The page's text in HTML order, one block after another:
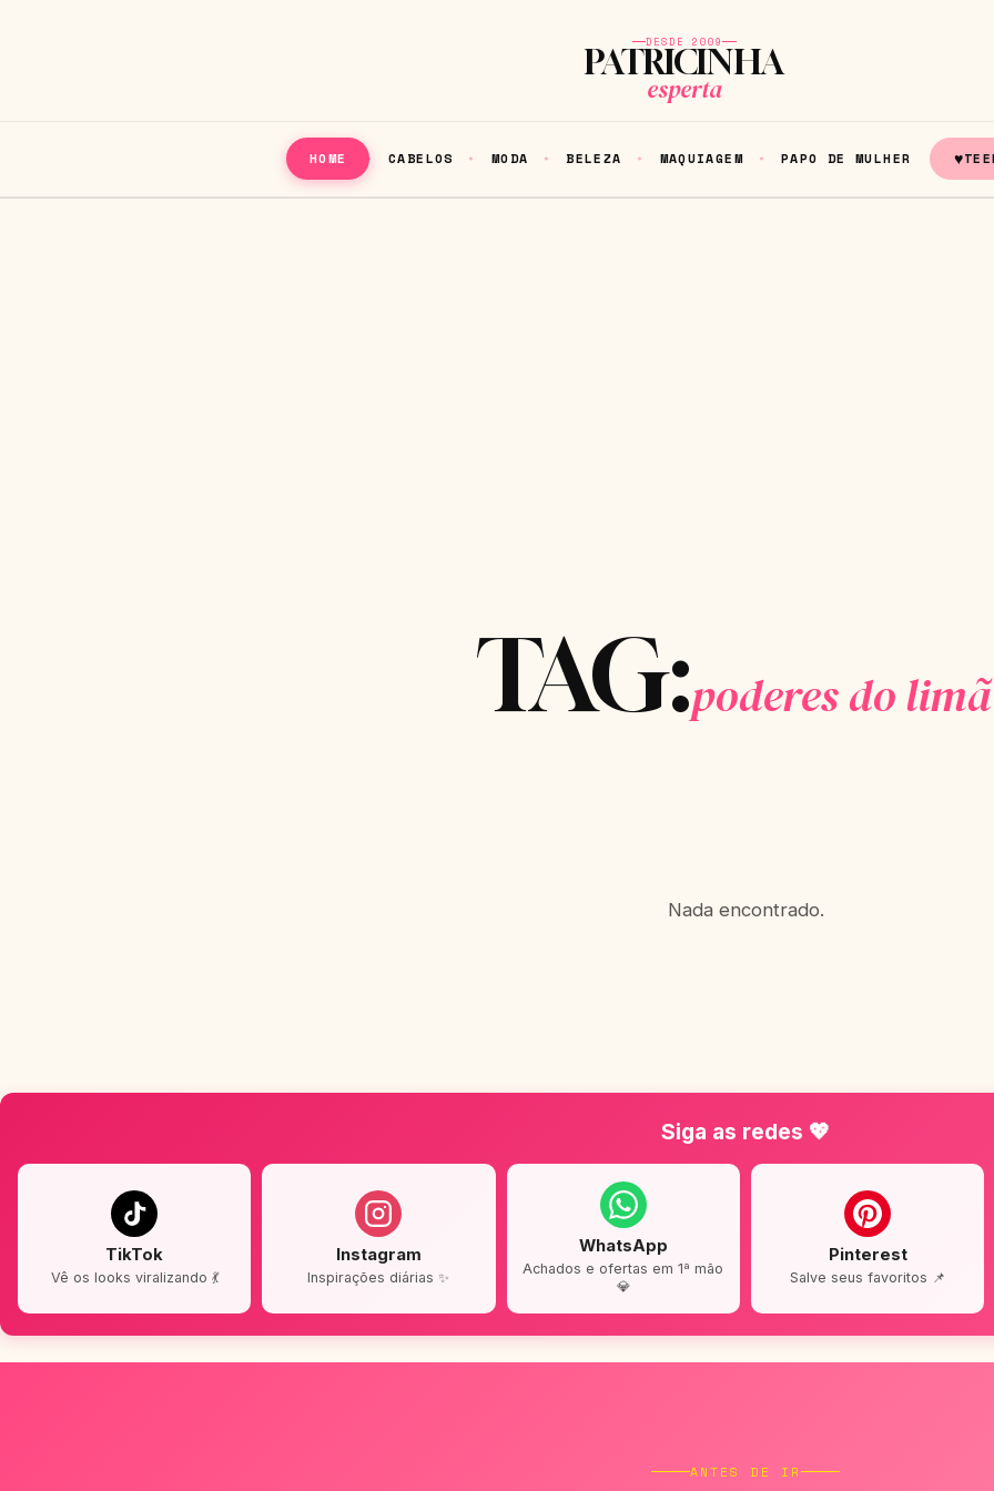
DESDE 2009
PATRICINHA
esperta
HOME CABELOS MODA BELEZA MAQUIAGEM PAPO DE MULHER ♥
TAG:poderes do
Nada encontrado.
Siga as redes 💖
TikTok
Vê os looks viralizando 💃
Instagram
Inspirações diárias ✨
WhatsApp
Achados e ofertas em 1ª mão
💎
Pinterest
Salve seus favoritos 📌
ANTES DE IR